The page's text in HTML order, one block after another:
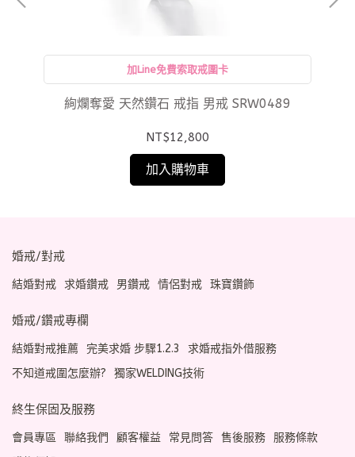
加Line免費索取戒圍卡
絢爛奪愛 天然鑽石 戒指 男戒 SRW0489
NT$12,800
加入購物車
婚戒/對戒
結婚對戒 求婚鑽戒 男鑽戒 情侶對戒 珠寶鑽飾
婚戒/鑽戒專欄
結婚對戒推薦 完美求婚 步驟1.2.3
求婚戒指外借服務
不知道戒圍怎麼辦?
獨家WELDING技術
終生保固及服務
會員專區 聯絡我們 顧客權益 常見問答 售後服務 服務條款